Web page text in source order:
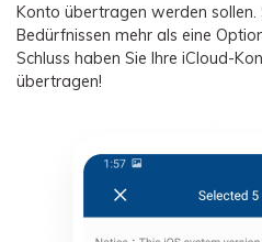
Konto übertragen werden sollen.
Bedürfnissen mehr als eine
Schluss haben Sie Ihre iCloud-
übertragen!